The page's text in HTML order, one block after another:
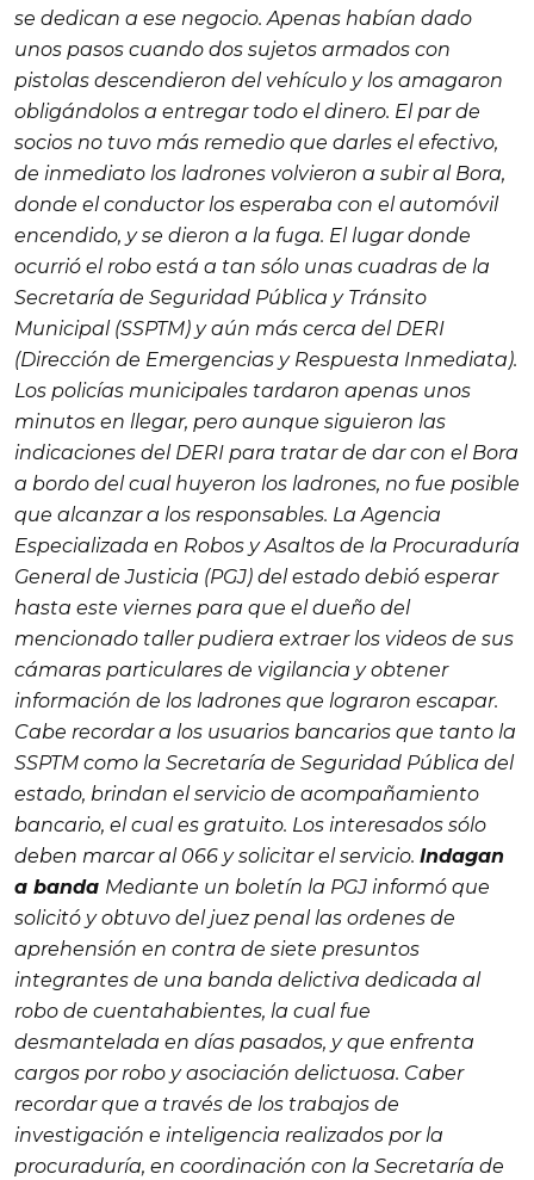
se dedican a ese negocio. Apenas habían dado
unos pasos cuando dos sujetos armados con
pistolas descendieron del vehículo y los amagaron
obligándolos a entregar todo el dinero. El par de
socios no tuvo más remedio que darles el efectivo,
de inmediato los ladrones volvieron a subir al Bora,
donde el conductor los esperaba con el automóvil
encendido, y se dieron a la fuga. El lugar donde
ocurrió el robo está a tan sólo unas cuadras de la
Secretaría de Seguridad Pública y Tránsito
Municipal (SSPTM) y aún más cerca del DERI
(Dirección de Emergencias y Respuesta Inmediata).
Los policías municipales tardaron apenas unos
minutos en llegar, pero aunque siguieron las
indicaciones del DERI para tratar de dar con el Bora
a bordo del cual huyeron los ladrones, no fue posible
que alcanzar a los responsables. La Agencia
Especializada en Robos y Asaltos de la Procuraduría
General de Justicia (PGJ) del estado debió esperar
hasta este viernes para que el dueño del
mencionado taller pudiera extraer los videos de sus
cámaras particulares de vigilancia y obtener
información de los ladrones que lograron escapar.
Cabe recordar a los usuarios bancarios que tanto la
SSPTM como la Secretaría de Seguridad Pública del
estado, brindan el servicio de acompañamiento
bancario, el cual es gratuito. Los interesados sólo
deben marcar al 066 y solicitar el servicio. Indagan
a banda Mediante un boletín la PGJ informó que
solicitó y obtuvo del juez penal las ordenes de
aprehensión en contra de siete presuntos
integrantes de una banda delictiva dedicada al
robo de cuentahabientes, la cual fue
desmantelada en días pasados, y que enfrenta
cargos por robo y asociación delictuosa. Caber
recordar que a través de los trabajos de
investigación e inteligencia realizados por la
procuraduría, en coordinación con la Secretaría de